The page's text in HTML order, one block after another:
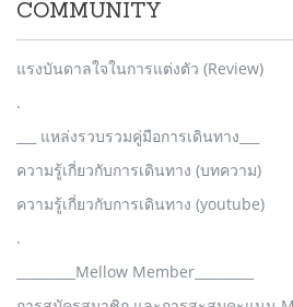
COMMUNITY
แรงบันดาลใจในการแต่งตัว (Review)
.
___ แหล่งรวบรวมคู่มือการเดินทาง___
ความรู้เกี่ยวกับการเดินทาง (บทความ)
ความรู้เกี่ยวกับการเดินทาง (youtube)
.
_________Mellow Member_________